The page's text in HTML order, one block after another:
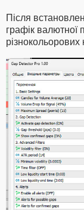
Після
графік валютної
різнокольорових